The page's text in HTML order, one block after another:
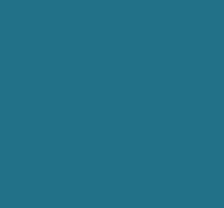
o setor. Os
de Angra I e
II devem servir como
que suficiente para
segura que é realizada pelo
nuclear é parte
ambiental, não do
seu desenvolvimento é
meio ambiente e o futuro